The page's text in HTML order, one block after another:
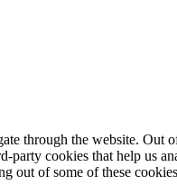
through the website. Out
cookies that help us
out of some of these